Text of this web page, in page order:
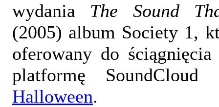
wydania The Sound
(2005) album Society 1,
oferowany do
platformę
Halloween.